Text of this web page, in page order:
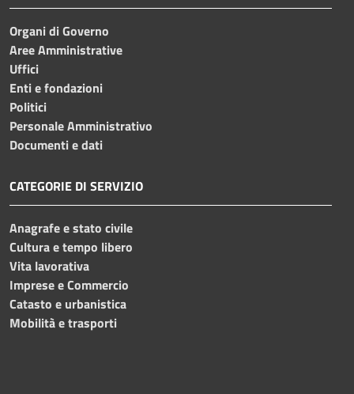
Organi di Governo
Aree Amministrative
Uffici
Enti e fondazioni
Politici
Personale Amministrativo
Documenti e dati
CATEGORIE DI SERVIZIO
Anagrafe e stato civile
Cultura e tempo libero
Vita lavorativa
Imprese e Commercio
Catasto e urbanistica
Mobilità e trasporti